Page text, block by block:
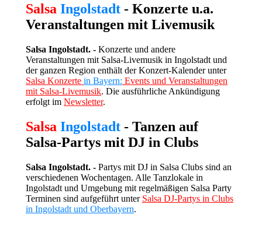
Salsa Ingolstadt - Konzerte u.a.
Veranstaltungen mit Livemusik
Salsa Ingolstadt. - Konzerte und andere
Veranstaltungen mit Salsa-Livemusik in Ingolstadt und
der ganzen Region enthält der Konzert-Kalender unter
Salsa Konzerte in Bayern: Events und Veranstaltungen
mit Salsa-Livemusik. Die ausführliche Ankündigung
erfolgt im Newsletter.
Salsa Ingolstadt - Tanzen auf
Salsa-Partys mit DJ in Clubs
Salsa Ingolstadt. - Partys mit DJ in Salsa Clubs sind an
verschiedenen Wochentagen. Alle Tanzlokale in
Ingolstadt und Umgebung mit regelmäßigen Salsa Party
Terminen sind aufgeführt unter Salsa DJ-Partys in Clubs
in Ingolstadt und Oberbayern.